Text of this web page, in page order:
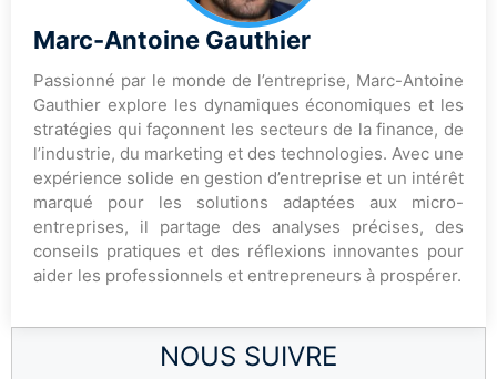
NOUS SUIVRE
Marc-Antoine Gauthier
Passionné par le monde de l’entreprise, Marc-Antoine
Gauthier explore les dynamiques économiques et les
stratégies qui façonnent les secteurs de la finance, de
l’industrie, du marketing et des technologies. Avec une
expérience solide en gestion d’entreprise et un intérêt
marqué pour les solutions adaptées aux micro-
entreprises, il partage des analyses précises, des
conseils pratiques et des réflexions innovantes pour
aider les professionnels et entrepreneurs à prospérer.